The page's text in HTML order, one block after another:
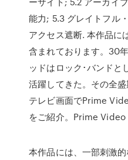
能力; 5.3 グレイトフル
アクセス遮断. 本作品に
含まれております。30
ッドはロック･バンドと
活躍してきた。その全
テレビ画面でPrime
をご紹介。Prime Video
本作品には、一部刺激